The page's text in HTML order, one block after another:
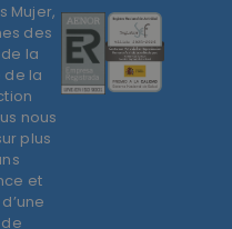
Mujer,
des
la
de la
nous
plus
et